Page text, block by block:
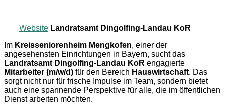
Website Landratsamt Dingolfing-Landau KoR
Im Kreisseniorenheim Mengkofen, einer der
angesehensten Einrichtungen in Bayern, sucht das
Landratsamt Dingolfing-Landau KoR engagierte
Mitarbeiter (m/w/d) für den Bereich Hauswirtschaft. Das
sorgt nicht nur für frische Impulse im Team, sondern bietet
auch eine spannende Perspektive für alle, die im öffentlichen
Dienst arbeiten möchten.